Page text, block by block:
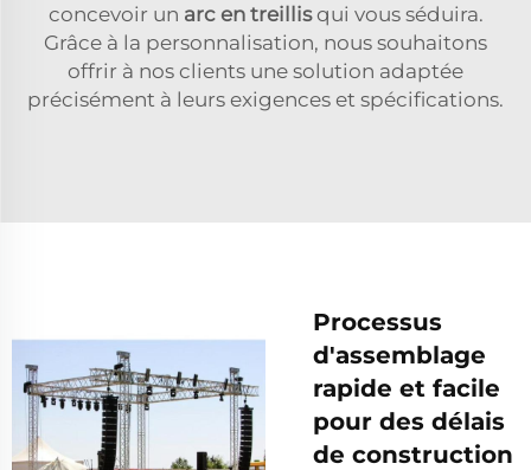
concevoir un arc en treillisqui vous séduira.
Grâce à la personnalisation, nous souhaitons
offrir à nos clients une solution adaptée
précisément à leurs exigences et spécifications.
Processus
d'assemblage
rapide et facile
pour des délais
de construction